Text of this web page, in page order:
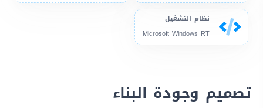
نظام التشغيل
Microsoft Windows RT
تصميم وجودة البناء